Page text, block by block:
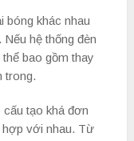
bóng khác nhau
hệ thống đèn
bao gồm thay
trong.
cấu tạo khá đơn
hợp với nhau. Từ